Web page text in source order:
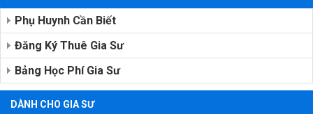
Phụ Huynh Cần Biết
Đăng Ký Thuê Gia Sư
Bảng Học Phí Gia Sư
DÀNH CHO GIA SƯ